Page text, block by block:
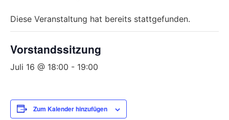
Diese Veranstaltung hat bereits stattgefunden.
Vorstandssitzung
Juli 16 @ 18:00 - 19:00
Zum Kalender hinzufügen